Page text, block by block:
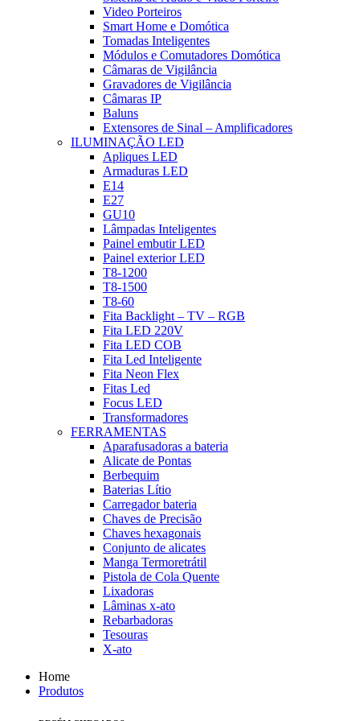
Video Porteiros
Smart Home e Domótica
Tomadas Inteligentes
Módulos e Comutadores Domótica
Câmaras de Vigilância
Gravadores de Vigilância
Câmaras IP
Baluns
Extensores de Sinal – Amplificadores
ILUMINAÇÃO LED
Apliques LED
Armaduras LED
E14
E27
GU10
Lâmpadas Inteligentes
Painel embutir LED
Painel exterior LED
T8-1200
T8-1500
T8-60
Fita Backlight – TV – RGB
Fita LED 220V
Fita LED COB
Fita Led Inteligente
Fita Neon Flex
Fitas Led
Focus LED
Transformadores
FERRAMENTAS
Aparafusadoras a bateria
Alicate de Pontas
Berbequim
Baterias Lítio
Carregador bateria
Chaves de Precisão
Chaves hexagonais
Conjunto de alicates
Manga Termoretrátil
Pistola de Cola Quente
Lixadoras
Lâminas x-ato
Rebarbadoras
Tesouras
X-ato
Home
Produtos